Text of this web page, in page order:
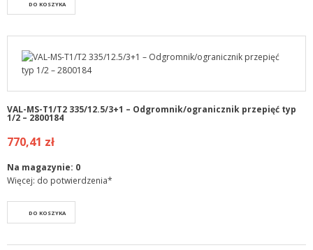
DO KOSZYKA
VAL-MS-T1/T2 335/12.5/3+1 – Odgromnik/ogranicznik przepięć typ
1/2 – 2800184
770,41 zł
Na magazynie: 0
Więcej: do potwierdzenia*
DO KOSZYKA